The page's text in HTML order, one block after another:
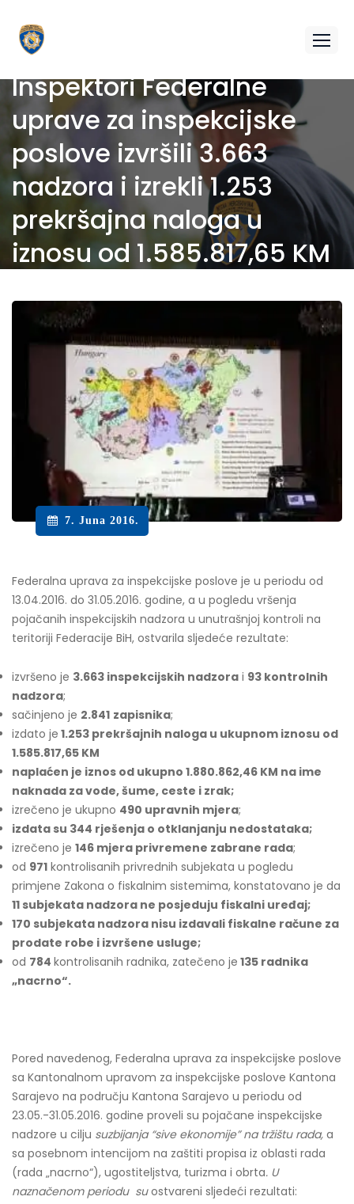
Inspektori Federalne
uprave za inspekcijske
poslove izvršili 3.663
nadzora i izrekli 1.253
prekršajna naloga u
iznosu od 1.585.817,65 KM
7. Juna 2016.
Federalna uprava za inspekcijske poslove je u periodu od
13.04.2016. do 31.05.2016. godine, a u pogledu vršenja
pojačanih inspekcijskih nadzora u unutrašnjoj kontroli na
teritoriji Federacije BiH, ostvarila sljedeće rezultate:
izvršeno je 3.663 inspekcijskih nadzora i 93 kontrolnih
nadzora;
sačinjeno je 2.841 zapisnika;
izdato je 1.253 prekršajnih naloga u ukupnom iznosu od
1.585.817,65 KM
naplaćen je iznos od ukupno 1.880.862,46 KM na ime
naknada za vode, šume, ceste i zrak;
izrečeno je ukupno 490 upravnih mjera;
izdata su 344 rješenja o otklanjanju nedostataka;
izrečeno je 146 mjera privremene zabrane rada;
od 971 kontrolisanih privrednih subjekata u pogledu
primjene Zakona o fiskalnim sistemima, konstatovano je da
11 subjekata nadzora ne posjeduju fiskalni uređaj;
170 subjekata nadzora nisu izdavali fiskalne račune za
prodate robe i izvršene usluge;
od 784 kontrolisanih radnika, zatečeno je 135 radnika
„nacrno“.
Pored navedenog, Federalna uprava za inspekcijske poslove
sa Kantonalnom upravom za inspekcijske poslove Kantona
Sarajevo na području Kantona Sarajevo u periodu od
23.05.-31.05.2016. godine proveli su pojačane inspekcijske
nadzore u cilju suzbijanja “sive ekonomije” na tržištu rada, a
sa posebnom intencijom na zaštiti propisa iz oblasti rada
(rada „nacrno“), ugostiteljstva, turizma i obrta. U
naznačenom periodu suostvareni sljedeći rezultati: